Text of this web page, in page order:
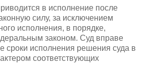
в исполнение после
силу, за исключением
исполнения, в порядке,
законом. Суд вправе
сроки исполнения решения суда в
соответствующих